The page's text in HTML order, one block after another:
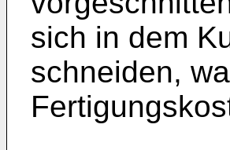
sich in dem
schneiden,